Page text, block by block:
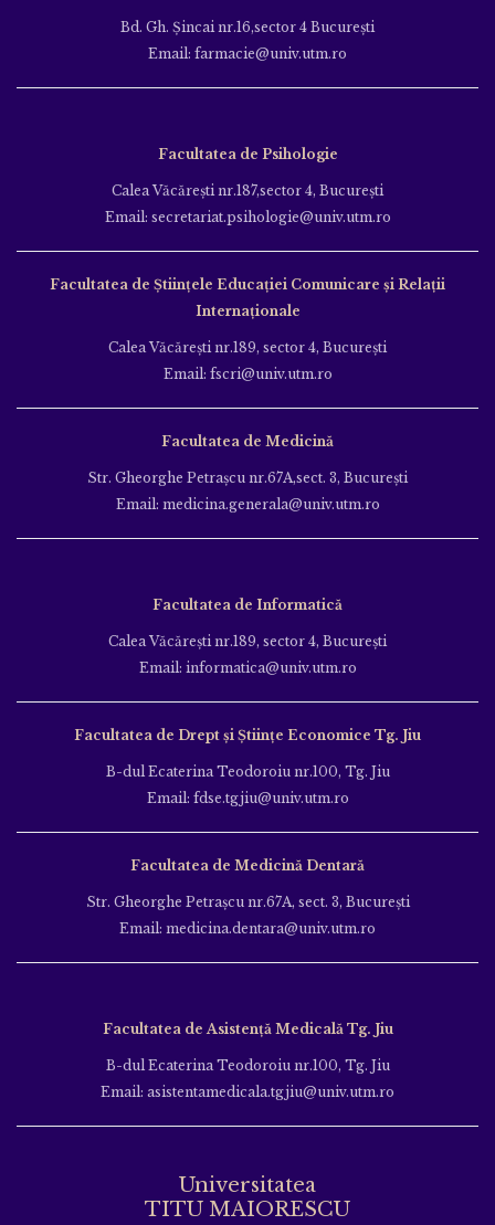
Bd. Gh. Şincai nr.16,sector 4 Bucureşti
Email: farmacie@univ.utm.ro
Facultatea de Psihologie
Calea Văcăreşti nr.187,sector 4, Bucureşti
Email: secretariat.psihologie@univ.utm.ro
Facultatea de Ştiinţele Educației Comunicare și Relații
Internaționale
Calea Văcăreşti nr.189, sector 4, Bucureşti
Email: fscri@univ.utm.ro
Facultatea de Medicină
Str. Gheorghe Petraşcu nr.67A,sect. 3, Bucureşti
Email: medicina.generala@univ.utm.ro
Facultatea de Informatică
Calea Văcăreşti nr.189, sector 4, Bucureşti
Email: informatica@univ.utm.ro
Facultatea de Drept și Științe Economice Tg. Jiu
B-dul Ecaterina Teodoroiu nr.100, Tg. Jiu
Email: fdse.tgjiu@univ.utm.ro
Facultatea de Medicină Dentară
Str. Gheorghe Petraşcu nr.67A, sect. 3, Bucureşti
Email: medicina.dentara@univ.utm.ro
Facultatea de Asistență Medicală Tg. Jiu
B-dul Ecaterina Teodoroiu nr.100, Tg. Jiu
Email: asistentamedicala.tgjiu@univ.utm.ro
Universitatea
TITU MAIORESCU